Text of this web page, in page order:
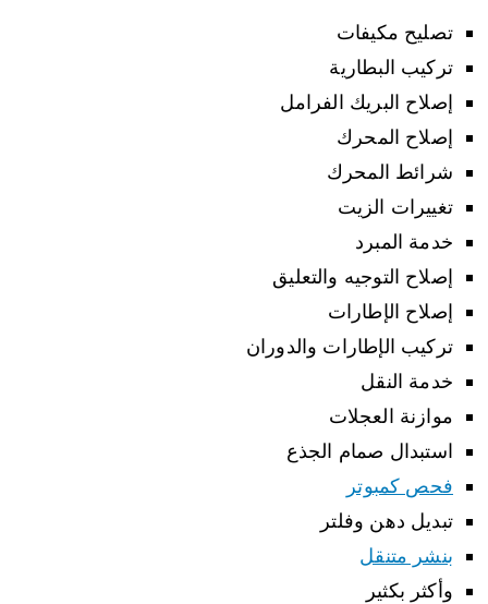
تصليح مكيفات
تركيب البطارية
إصلاح البريك الفرامل
إصلاح المحرك
شرائط المحرك
تغييرات الزيت
خدمة المبرد
إصلاح التوجيه والتعليق
إصلاح الإطارات
تركيب الإطارات والدوران
خدمة النقل
موازنة العجلات
استبدال صمام الجذع
فحص كمبوتر
تبديل دهن وفلتر
بنشر متنقل
وأكثر بكثير